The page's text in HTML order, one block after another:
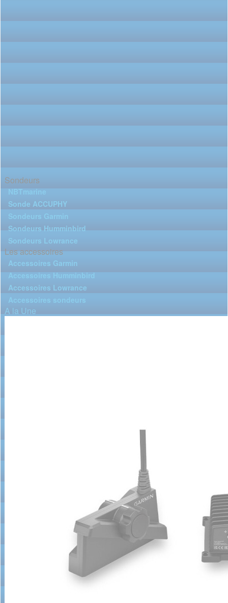
Sondeurs
NBTmarine
Sonde ACCUPHY
Sondeurs Garmin
Sondeurs Humminbird
Sondeurs Lowrance
Les accessoires
Accessoires Garmin
Accessoires Humminbird
Accessoires Lowrance
Accessoires sondeurs
A la Une